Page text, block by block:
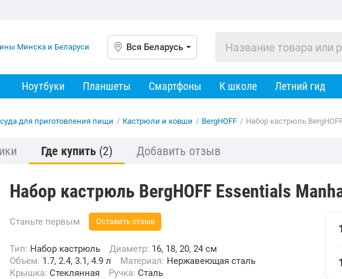
Вся Беларусь
Ноутбуки Планшеты Смартфоны К школе Летний гид
для приготовления пищи / Кастрюли и ковши / BergHOFF / Набор кастрюль
Где купить (2) Добавить отзыв
Набор кастрюль BergHOFF Essentials
Станьте первым Оставить отзыв
Тип: Набор кастрюль Диаметр: 16, 18, 20, 24 см
Объем: 1.7, 2.4, 3.1, 4.9 л Материал: Нержавеющая сталь
Крышка: Стеклянная Ручка: Сталь